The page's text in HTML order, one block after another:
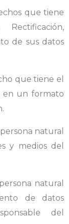
que tiene
de sus datos
que tiene el
en un formato
natural
y medios del
natural
de datos
del